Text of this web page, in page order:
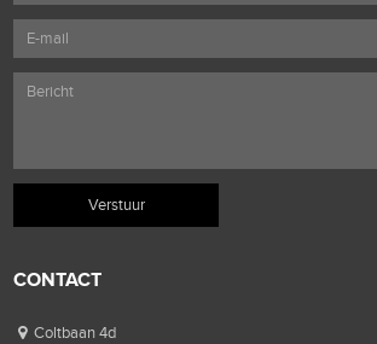
CONTACT
Coltbaan 4d